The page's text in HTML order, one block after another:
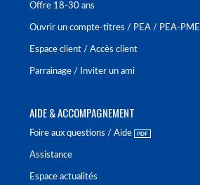
Offre 18-30 ans
Ouvrir un compte-titres / PEA / PEA-PME
Espace client / Accès client
Parrainage / Inviter un ami
AIDE & ACCOMPAGNEMENT
Foire aux questions / Aide
Assistance
Espace actualités